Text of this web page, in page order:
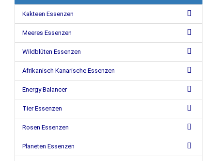
Kakteen Essenzen
Meeres Essenzen
Wildblüten Essenzen
Afrikanisch Kanarische Essenzen
Energy Balancer
Tier Essenzen
Rosen Essenzen
Planeten Essenzen